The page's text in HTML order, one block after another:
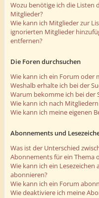
Wozu benötige ich die Listen
Mitglieder?
Wie kann ich Mitglieder zur
ignorierten Mitglieder
entfernen?
Die Foren durchsuchen
Wie kann ich ein Forum oder
Weshalb erhalte ich bei der
Warum bekomme ich bei der
Wie kann ich nach
Wie kann ich meine eigenen
Abonnements und
Was ist der Unterschied
Abonnements für ein Thema
Wie kann ich ein
abonnieren?
Wie kann ich ein Forum
Wie deaktiviere ich meine